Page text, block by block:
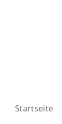
Startseite